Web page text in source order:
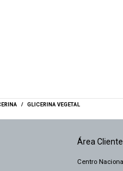
/ GLICERINA VEGETAL
Área Cliente
Centro